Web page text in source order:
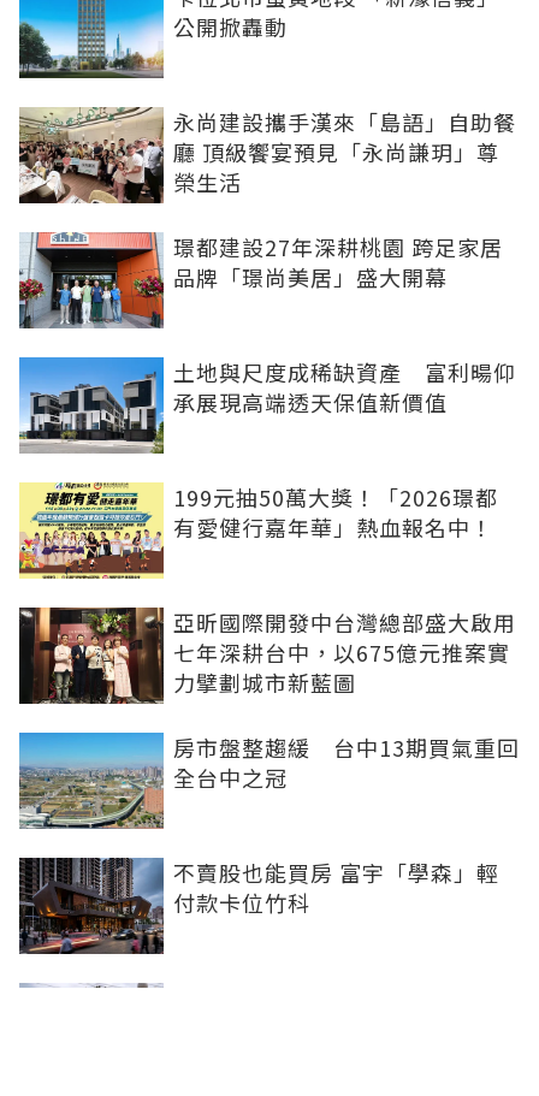
公開掀轟動
永尚建設攜手漢來「島語」自助餐
廳 頂級饗宴預見「永尚謙玥」尊
榮生活
璟都建設27年深耕桃園 跨足家居
品牌「璟尚美居」盛大開幕
土地與尺度成稀缺資產 富利暘仰
承展現高端透天保值新價值
199元抽50萬大獎！「2026璟都
有愛健行嘉年華」熱血報名中！
亞昕國際開發中台灣總部盛大啟用
七年深耕台中，以675億元推案實
力擘劃城市新藍圖
房市盤整趨緩 台中13期買氣重回
全台中之冠
不賣股也能買房 富宇「學森」輕
付款卡位竹科